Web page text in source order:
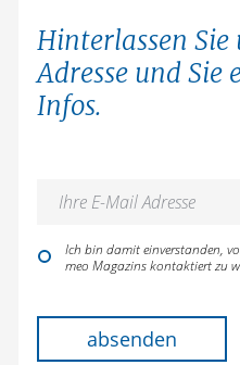
Hinterlassen
Adresse und
Infos.
Ich bin damit einverstanden,
meo Magazins kontaktiert zu
absenden